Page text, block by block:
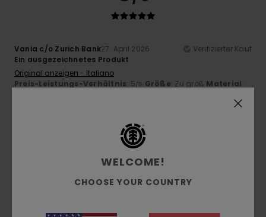
Vania c/o Zurich Bank27. April 2026
Verifizierter Kauf
Ein ausgezeichnetes Produkt
Original anzeigen - Italiano
Preis-Leistungs-Verhältnis: 5/5 Größe: Zu groß Material:
5/5
WELCOME!
CHOOSE YOUR COUNTRY